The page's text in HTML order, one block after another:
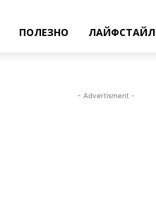
ПОЛЕЗНО ЛАЙФСТАЙЛ
- Advertisment -